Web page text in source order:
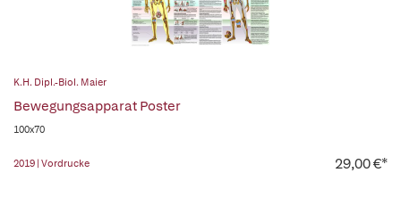
K.H. Dipl.-Biol. Maier
Bewegungsapparat Poster
100x70
2019 | Vordrucke 29,00 €*